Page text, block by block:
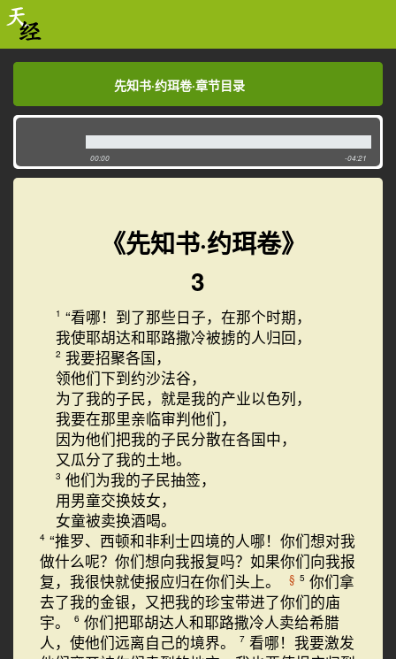
先知书·约珥卷·章节目录
先知书·约珥卷·章节目录
00:00 -04:21
《先知书·约珥卷》
3
1 “看哪！到了那些日子，在那个时期，
我使耶胡达和耶路撒冷被掳的人归回，
2 我要招聚各国，
领他们下到约沙法谷，
为了我的子民，就是我的产业以色列，
我要在那里亲临审判他们，
因为他们把我的子民分散在各国中，
又瓜分了我的土地。
3 他们为我的子民抽签，
用男童交换妓女，
女童被卖换酒喝。
4 “推罗、西顿和非利士四境的人哪！你们想对我
做什么呢？你们想向我报复吗？如果你们向我报
复，我很快就使报应归在你们头上。
§ 5 你们拿
去了我的金银，又把我的珍宝带进了你们的庙
宇。
6 你们把耶胡达人和耶路撒冷人卖给希腊
人，使他们远离自己的境界。
7 看哪！我要激发